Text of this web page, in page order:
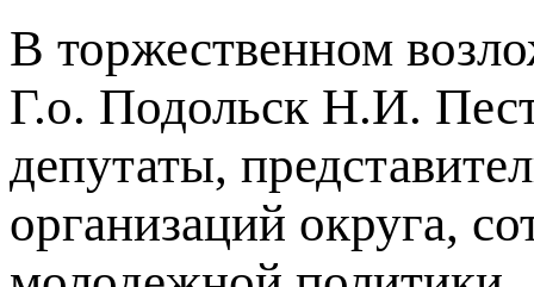
В торжественном
Г.о. Подольск Н.И.
депутаты,
организаций округа,